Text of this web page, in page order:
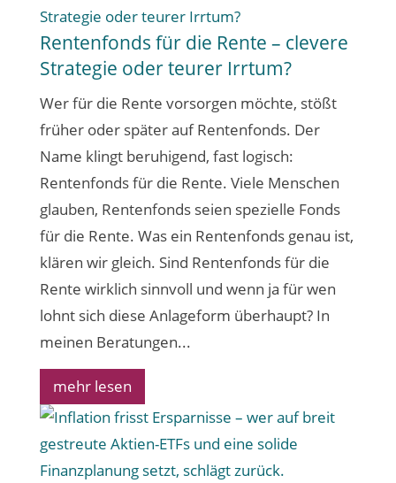
Rentenfonds für die Rente – clevere
Strategie oder teurer Irrtum?
Wer für die Rente vorsorgen möchte, stößt
früher oder später auf Rentenfonds. Der
Name klingt beruhigend, fast logisch:
Rentenfonds für die Rente. Viele Menschen
glauben, Rentenfonds seien spezielle Fonds
für die Rente. Was ein Rentenfonds genau ist,
klären wir gleich. Sind Rentenfonds für die
Rente wirklich sinnvoll und wenn ja für wen
lohnt sich diese Anlageform überhaupt? In
meinen Beratungen...
mehr lesen